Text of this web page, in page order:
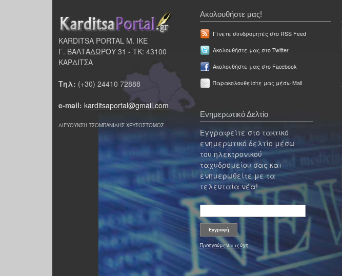
KARDITSA PORTAL Μ. ΙΚΕ
Γ. ΒΑΛΤΑΔΩΡΟΥ 31 - ΤΚ: 43100
ΚΑΡΔΙΤΣΑ
Τηλ: (+30) 24410 72888
e-mail: karditsaportal@gmail.com
ΔΙΕΥΘΥΝΣΗ ΤΣΟΜΠΑΝΙΔΗΣ ΧΡΥΣΟΣΤΟΜΟΣ
Ακολουθήστε μας!
Γίνετε συνδρομητές στο RSS Feed
Ακολουθήστε μας στο Twitter
Ακολουθήστε μας στο Facebook
Παρακολουθείστε μας μέσω Mail
Ενημερωτικό Δελτίο
Εγγραφείτε στο τακτικό
ενημερωτικό δελτίο μέσω
του ηλεκτρονικού
ταχυδρομείου σας και
ενημερωθείτε με τα
τελευταία νέα!
Προηγούμενα τεύχη